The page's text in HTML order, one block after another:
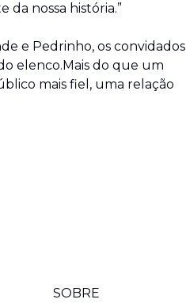
nossa história.”
e Pedrinho, os convidados
elenco.Mais do que um
mais fiel, uma relação
SOBRE